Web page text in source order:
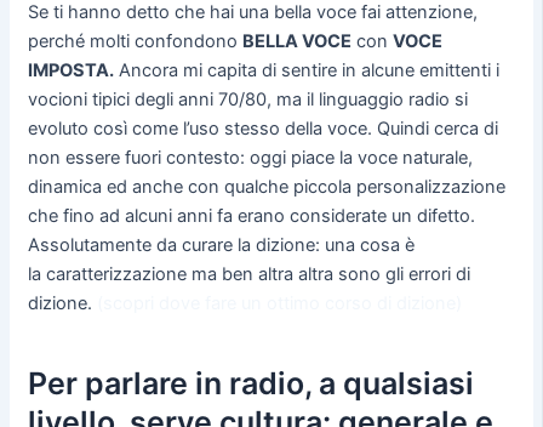
Se ti hanno detto che hai una bella voce fai attenzione,
perché molti confondono BELLA VOCE con VOCE
IMPOSTA.Ancora mi capita di sentire in alcune emittenti i
vocioni tipici degli anni 70/80, ma il linguaggio radio si
evoluto così come l’uso stesso della voce. Quindi cerca di
non essere fuori contesto: oggi piace la voce naturale,
dinamica ed anche con qualche piccola personalizzazione
che fino ad alcuni anni fa erano considerate un difetto.
Assolutamente da curare la dizione: una cosa è
la caratterizzazione ma ben altra altra sono gli errori di
dizione.
Per parlare in radio, a qualsiasi